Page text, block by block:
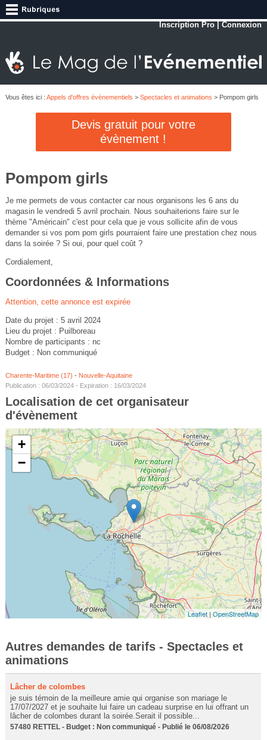
Inscription Pro |Connexion
Vous êtes ici : Appels d'offres évènementiels > Spectacles et animations > Pompom girls
Devis gratuit pour votre
évènement !
Pompom girls
Je me permets de vous contacter car nous organisons les 6 ans du
magasin le vendredi 5 avril prochain. Nous souhaiterions faire sur le
thème "Américain" c'est pour cela que je vous sollicite afin de vous
demander si vos pom pom girls pourraient faire une prestation chez nous
dans la soirée ? Si oui, pour quel coût ?
Cordialement,
Coordonnées & Informations
Attention, cette annonce est expirée
Date du projet : 5 avril 2024
Lieu du projet : Puilboreau
Nombre de participants : nc
Budget : Non communiqué
Charente-Maritime (17) - Nouvelle-Aquitaine
Publication : 06/03/2024 - Expiration : 16/03/2024
Localisation de cet organisateur
d'évènement
+
−
Leaflet |OpenStreetMap
Autres demandes de tarifs - Spectacles et
animations
Lâcher de colombes
je suis témoin de la meilleure amie qui organise son mariage le
17/07/2027 et je souhaite lui faire un cadeau surprise en lui offrant un
lâcher de colombes durant la soirée.Serait il possible...
57480 RETTEL - Budget : Non communiqué - Publié le 06/08/2026